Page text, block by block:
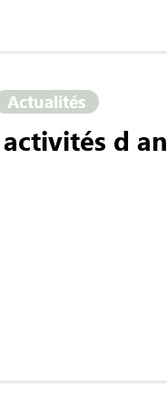
Actualités
d